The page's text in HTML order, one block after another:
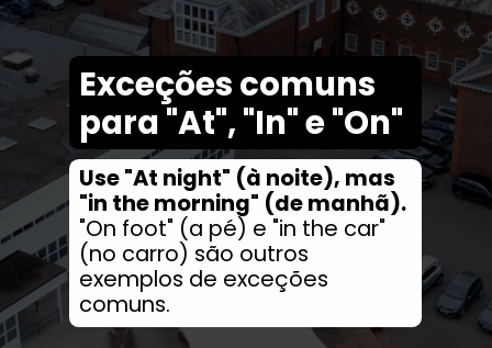
Use "At night" (à noite), mas
"in the morning" (de manhã).
"On foot" (a pé) e "in the car"
(no carro) são outros
exemplos de exceções
comuns.
Exceções comuns
para "At", "In" e "On"